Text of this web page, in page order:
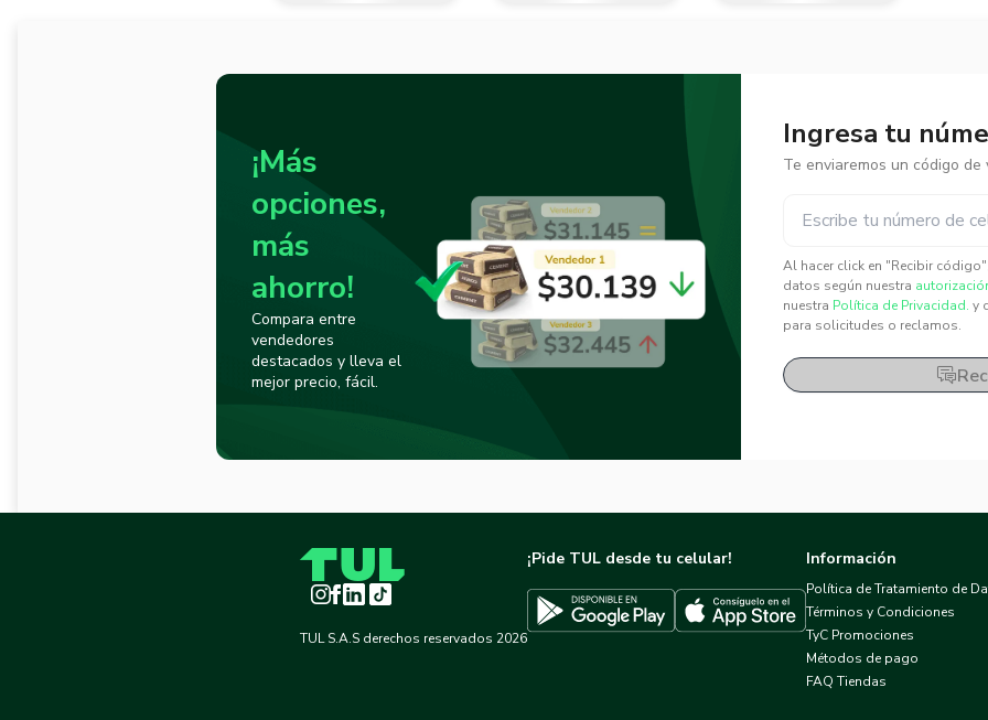
¡Más
opciones,
más
ahorro!
Compara entre
vendedores
destacados y lleva el
mejor precio, fácil.
Ingresa tu
Te enviaremos un código de
Al hacer click en "Recibir
datos según nuestra
nuestra Política de Privacidad. y
para solicitudes o reclamos.
Instagram
Facebook
LinkedInTikTok
TUL S.A.S derechos reservados 2026
¡Pide TUL desde tu celular!
Descargar TUL en Google PlayDescargar TUL en App Store
Información
Política de Tratamiento de
Términos y Condiciones
TyC Promociones
Métodos de pago
FAQ Tiendas